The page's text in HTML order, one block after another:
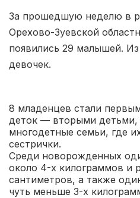
За прошедшую неделю в
Орехово-Зуевской
появились 29 малышей.
девочек.
8 младенцев стали
деток — вторыми детьми,
многодетные семьи, где
сестрички.
Среди новорожденных
около 4-х килограммов и
сантиметров, а также
чуть меньше 3-х
Ярославль(6
Саратов(5 роддомов)
Томск
Тверь (5 роддомов)
Воронеж(5
Владикавказ(4